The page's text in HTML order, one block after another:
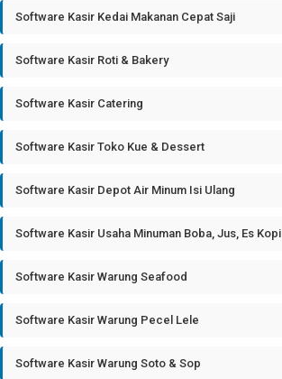
Software Kasir Kedai Makanan Cepat Saji
Software Kasir Roti & Bakery
Software Kasir Catering
Software Kasir Toko Kue & Dessert
Software Kasir Depot Air Minum Isi Ulang
Software Kasir Usaha Minuman Boba, Jus, Es Kopi
Software Kasir Warung Seafood
Software Kasir Warung Pecel Lele
Software Kasir Warung Soto & Sop